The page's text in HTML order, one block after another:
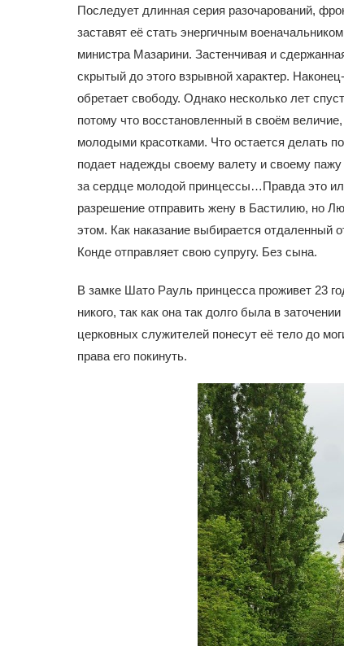
Последует длинная серия разочарований,
заставят её стать энергичным
министра Мазарини. Застенчивая и
скрытый до этого взрывной характер.
обретает свободу. Однако несколько лет
потому что восстановленный в своём
молодыми красотками. Что остается делать
подает надежды своему валету и своему
за сердце молодой принцессы…Правда это
разрешение отправить жену в Бастилию, но
этом. Как наказание выбирается отдаленный
Конде отправляет свою супругу. Без сына.
В замке Шато Рауль принцесса проживет 23
никого, так как она так долго была в
церковных служителей понесут её тело до
права его покинуть.